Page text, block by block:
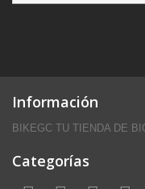
Información
BIKEGC TU TIENDA DE
Categorías